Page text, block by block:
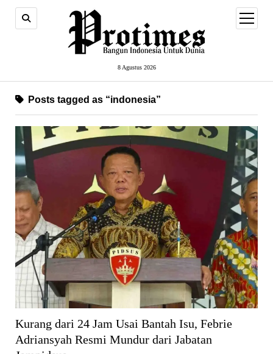
8 Agustus 2026
open
menu
Posts tagged as “indonesia”
Kurang dari 24 Jam Usai Bantah Isu, Febrie
Adriansyah Resmi Mundur dari Jabatan